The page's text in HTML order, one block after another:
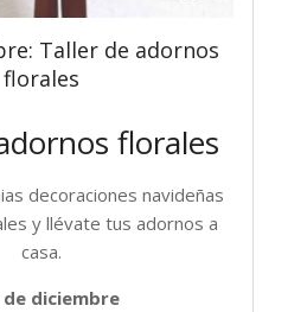
Taller de adornos
florales
florales
decoraciones navideñas
y llévate tus adornos a
casa.
de diciembre